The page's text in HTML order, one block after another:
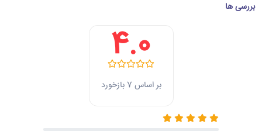
بررسی ها
4.0
بر اساس 7 بازخورد